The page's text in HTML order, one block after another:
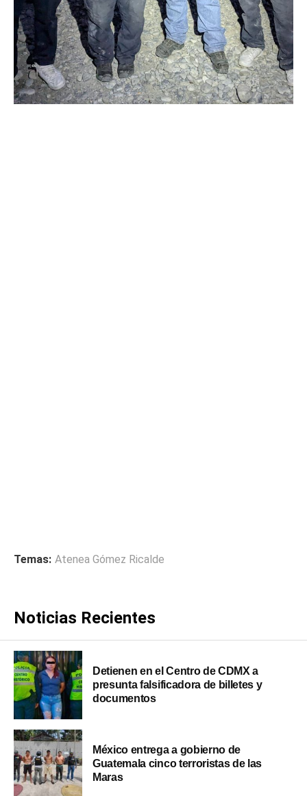
Temas: Atenea Gómez Ricalde
Noticias Recientes
Detienen en el Centro de CDMX a
presunta falsificadora de billetes y
documentos
México entrega a gobierno de
Guatemala cinco terroristas de las
Maras